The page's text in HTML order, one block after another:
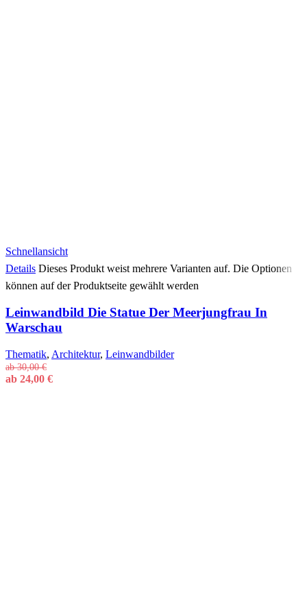
Schnellansicht
Details Dieses Produkt weist mehrere Varianten auf. Die Optionen
können auf der Produktseite gewählt werden
Leinwandbild Die Statue Der Meerjungfrau In
Warschau
Thematik, Architektur, Leinwandbilder
ab30,00€
ab 24,00 €